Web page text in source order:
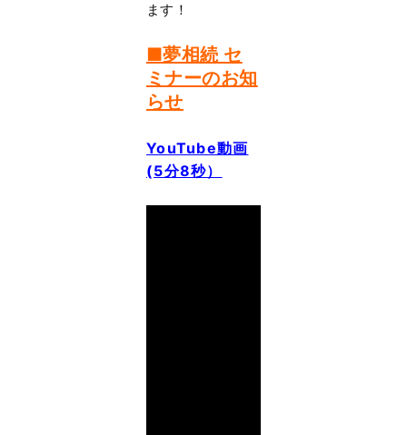
ます！
■夢相続 セ
ミナーのお知
らせ
YouTube動画
(5分8秒）